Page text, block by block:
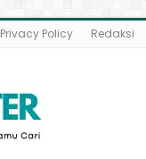
Privacy Policy Redaksi